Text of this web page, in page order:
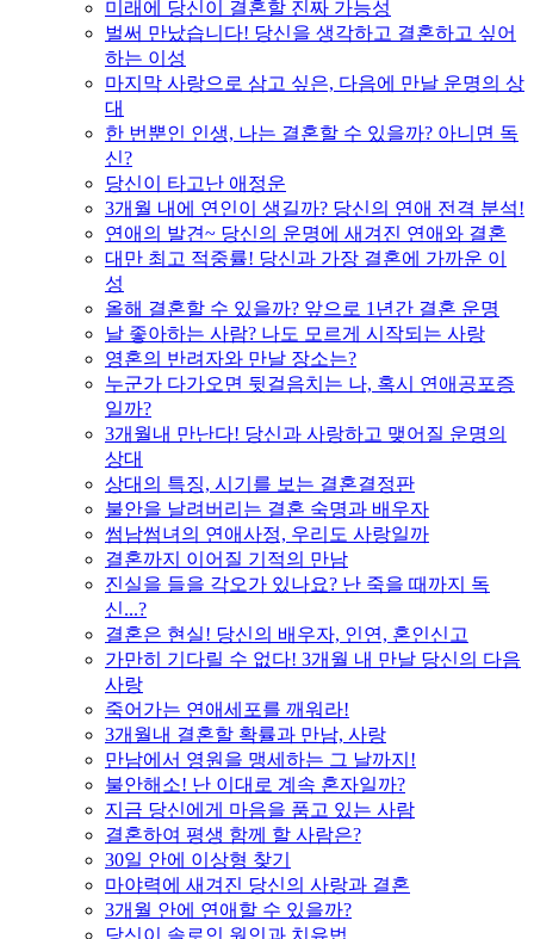
미래에 당신이 결혼할 진짜 가능성
벌써 만났습니다! 당신을 생각하고 결혼하고 싶어
하는 이성
마지막 사랑으로 삼고 싶은, 다음에 만날 운명의 상
대
한 번뿐인 인생, 나는 결혼할 수 있을까? 아니면 독
신?
당신이 타고난 애정운
3개월 내에 연인이 생길까? 당신의 연애 전격 분석!
연애의 발견~ 당신의 운명에 새겨진 연애와 결혼
대만 최고 적중률! 당신과 가장 결혼에 가까운 이
성
올해 결혼할 수 있을까? 앞으로 1년간 결혼 운명
날 좋아하는 사람? 나도 모르게 시작되는 사랑
영혼의 반려자와 만날 장소는?
누군가 다가오면 뒷걸음치는 나, 혹시 연애공포증
일까?
3개월내 만난다! 당신과 사랑하고 맺어질 운명의
상대
상대의 특징, 시기를 보는 결혼결정판
불안을 날려버리는 결혼 숙명과 배우자
썸남썸녀의 연애사정, 우리도 사랑일까
결혼까지 이어질 기적의 만남
진실을 들을 각오가 있나요? 난 죽을 때까지 독
신...?
결혼은 현실! 당신의 배우자, 인연, 혼인신고
가만히 기다릴 수 없다! 3개월 내 만날 당신의 다음
사랑
죽어가는 연애세포를 깨워라!
3개월내 결혼할 확률과 만남, 사랑
만남에서 영원을 맹세하는 그 날까지!
불안해소! 난 이대로 계속 혼자일까?
지금 당신에게 마음을 품고 있는 사람
결혼하여 평생 함께 할 사람은?
30일 안에 이상형 찾기
마야력에 새겨진 당신의 사랑과 결혼
3개월 안에 연애할 수 있을까?
당신이 솔로인 원인과 치유법